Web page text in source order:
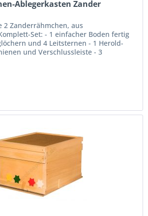
Ablegerkasten Zander
2 Zanderrähmchen, aus
Set: - 1 einfacher Boden fertig
und 4 Leitsternen - 1 Herold-
und Verschlussleiste - 3